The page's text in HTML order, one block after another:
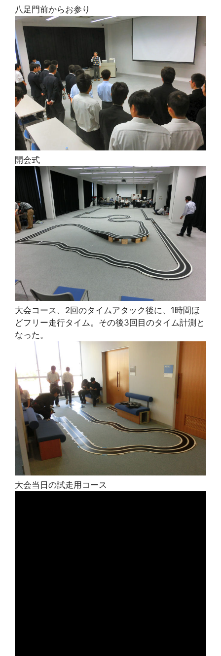
八足門前からお参り
開会式
大会コース、2回のタイムアタック後に、1時間ほ
どフリー走行タイム。その後3回目のタイム計測と
なった。
大会当日の試走用コース